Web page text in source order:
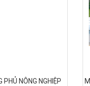
PHỦ NÔNG NGHIỆP